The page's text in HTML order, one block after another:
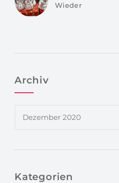
Wieder
Archiv
Kategorien